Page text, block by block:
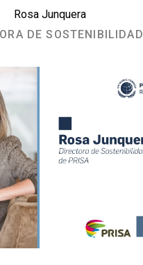
Rosa Junquera
DE SOSTENIBILIDAD